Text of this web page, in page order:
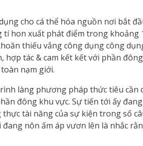
cho cá thể hóa nguồn nơi bắt
tí hon xuất phát điểm trong khoảng
thiếu vắng công dụng công
tác & cam kết kết với phần
nạm giới.
làng phương pháp thức tiêu cần
đông khu vực. Sự tiến tới ấy
tài năng của sự kiện trong số
nôn ấm áp vươn lên là nhắc